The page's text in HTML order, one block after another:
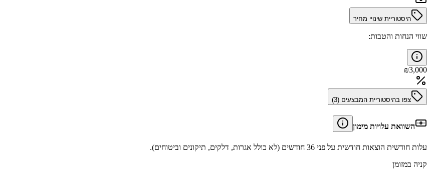
היסטוריית שינויי מחיר
שווי הנחות והטבות:
₪3,000
צפו בהיסטוריית המבצעים (3
)
השוואת עלויות מימון
עלות חודשית הוצאות חודשית על פני 36 חודשים (לא כולל אגרות, דלקים, תיקונים וביטוחים).
קניה במזומן